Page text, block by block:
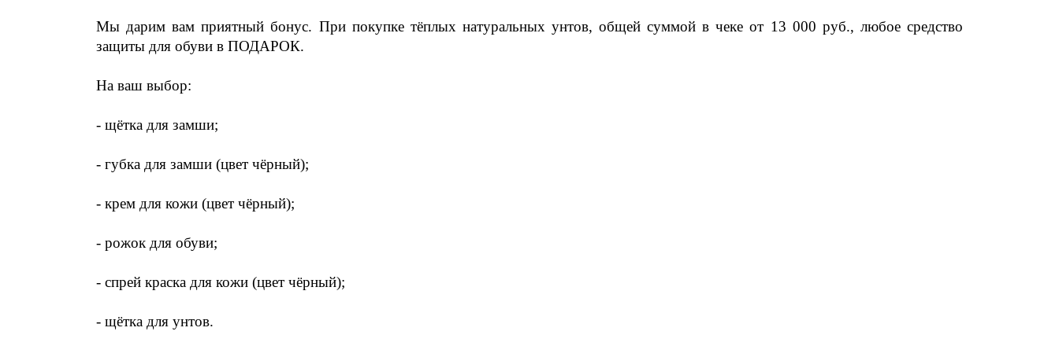
Мы дарим вам приятный бонус. При покупке тёплых натуральных унтов, общей суммой в чеке от 13 000 руб., любое средство
защиты для обуви в ПОДАРОК.
На ваш выбор:
- щётка для замши;
- губка для замши (цвет чёрный);
- крем для кожи (цвет чёрный);
- рожок для обуви;
- спрей краска для кожи (цвет чёрный);
- щётка для унтов.